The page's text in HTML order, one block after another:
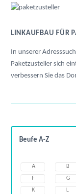
LINKAUFBAU FÜR
In unserer
Paketzusteller sich
verbessern Sie das
Beufe A-Z
A B
F
G
K
L